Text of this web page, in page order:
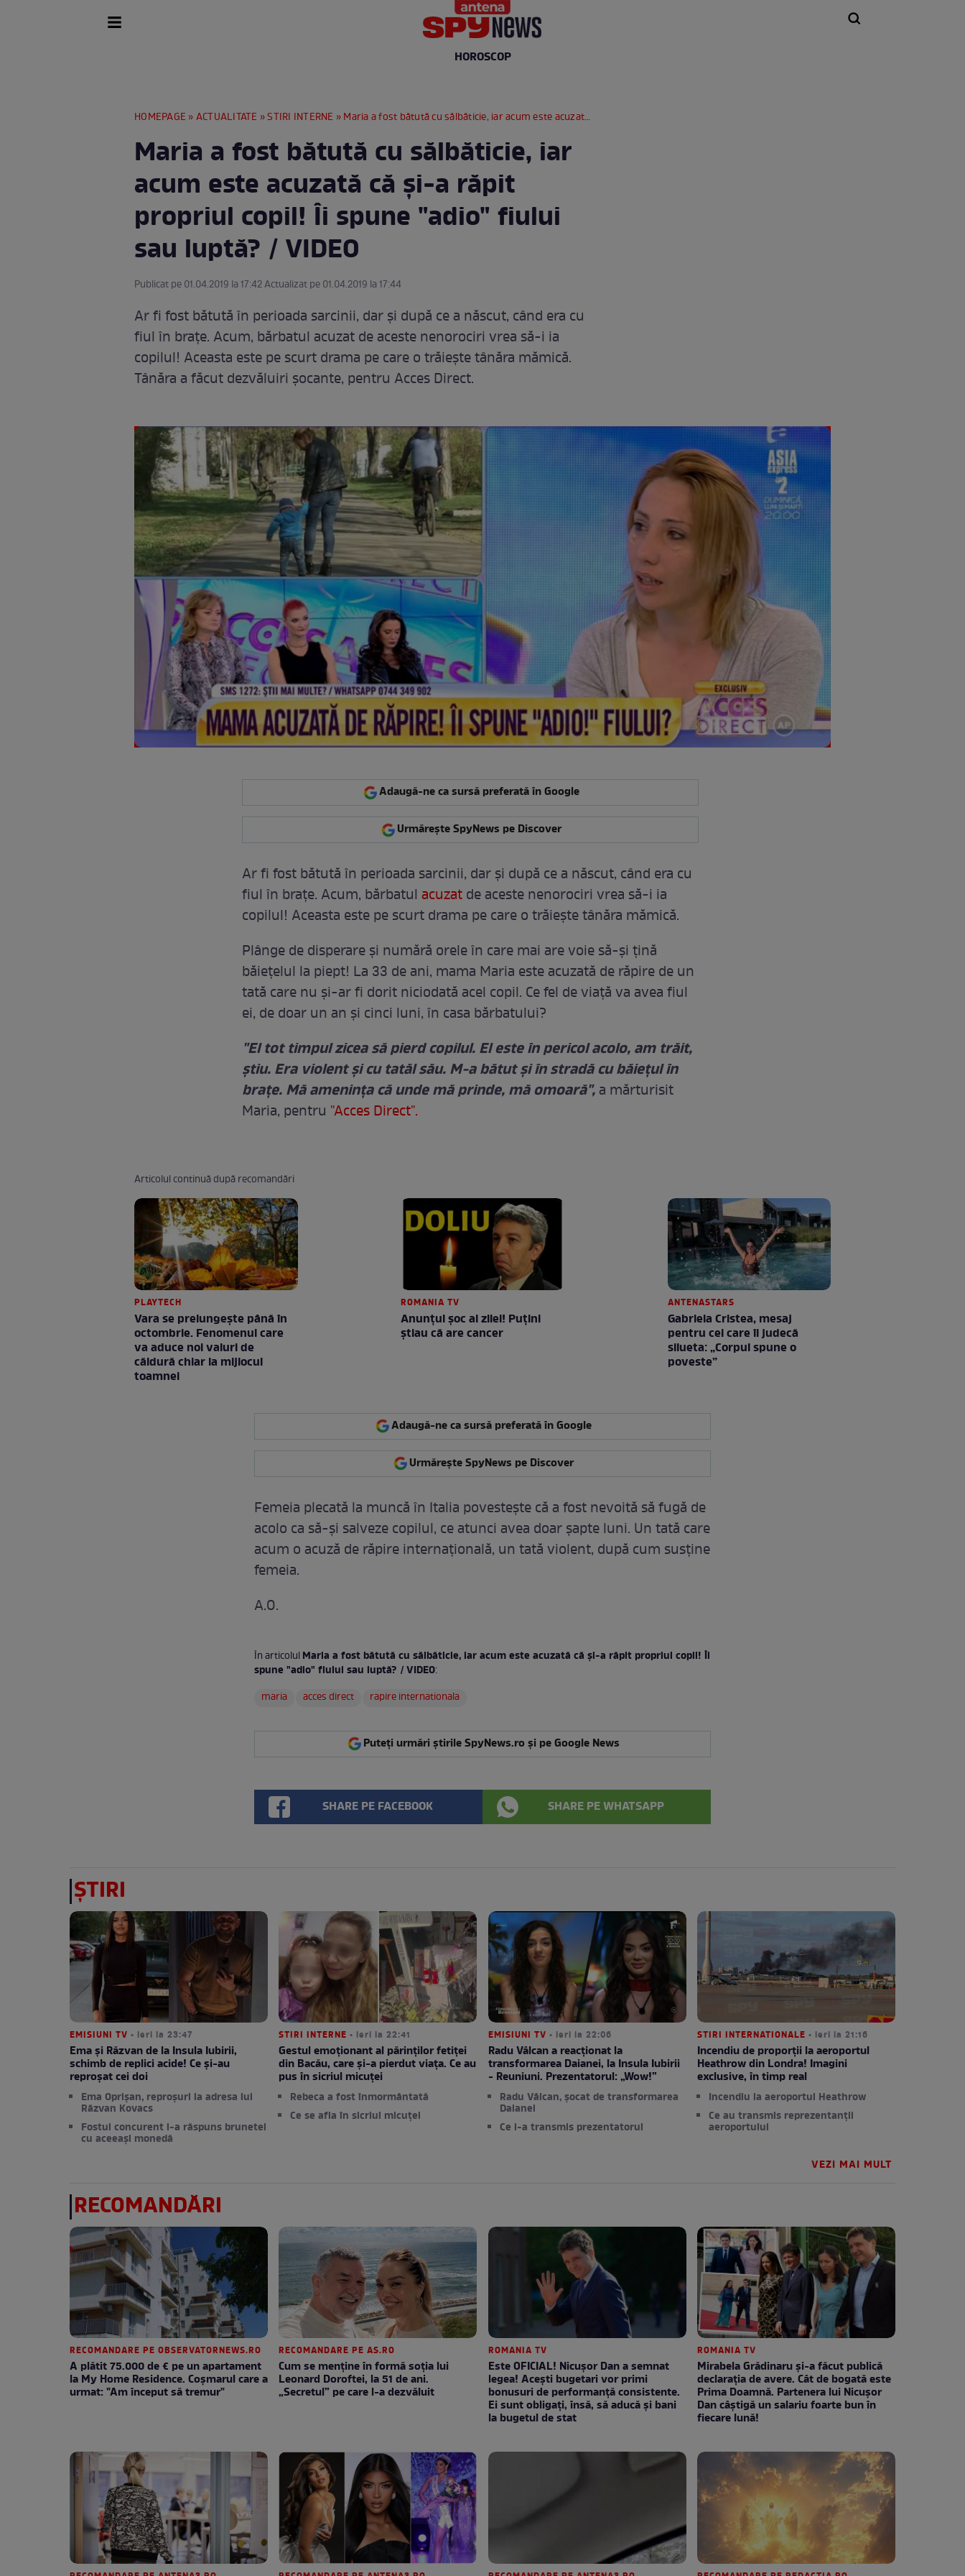
HOROSCOP
HOMEPAGE »ACTUALITATE »STIRI INTERNE » Maria a fost bătută cu sălbăticie, iar acum este acuzată că şi-a răpit propriul copil! Îi spune "adio" fiului sau luptă? / VIDEO
Maria a fost bătută cu sălbăticie, iar
acum este acuzată că şi-a răpit
propriul copil! Îi spune "adio" fiului
sau luptă? / VIDEO
Publicat pe 01.04.2019 la 17:42 Actualizat pe 01.04.2019 la 17:44
Ar fi fost bătută în perioada sarcinii, dar şi după ce a născut, când era cu
fiul în braţe. Acum, bărbatul acuzat de aceste nenorociri vrea să-i ia
copilul! Aceasta este pe scurt drama pe care o trăieşte tânăra mămică.
Tânăra a făcut dezvăluiri şocante, pentru Acces Direct.
Adaugă-ne ca sursă preferată în Google
Urmărește SpyNews pe Discover
Ar fi fost bătută în perioada sarcinii, dar şi după ce a născut, când era cu
fiul în braţe. Acum, bărbatul acuzatde aceste nenorociri vrea să-i ia
copilul! Aceasta este pe scurt drama pe care o trăieşte tânăra mămică.
Plânge de disperare şi numără orele în care mai are voie să-şi ţină
băieţelul la piept! La 33 de ani, mama Maria este acuzată de răpire de un
tată care nu şi-ar fi dorit niciodată acel copil. Ce fel de viaţă va avea fiul
ei, de doar un an şi cinci luni, în casa bărbatului?
"El tot timpul zicea să pierd copilul. El este în pericol acolo, am trăit,
ştiu. Era violent şi cu tatăl său. M-a bătut şi în stradă cu băieţul în
braţe. Mă ameninţa că unde mă prinde, mă omoară",a mărturisit
Maria, pentru "Acces Direct".
Articolul continuă după recomandări
PLAYTECH
Vara se prelungeşte până în
octombrie. Fenomenul care
va aduce noi valuri de
căldură chiar la mijlocul
toamnei
ROMANIA TV
Anunţul şoc al zilei! Puţini
ştiau că are cancer
ANTENASTARS
Gabriela Cristea, mesaj
pentru cei care îi judecă
silueta: „Corpul spune o
poveste”
Adaugă-ne ca sursă preferată în Google
Urmărește SpyNews pe Discover
Femeia plecată la muncă în Italia povesteşte că a fost nevoită să fugă de
acolo ca să-şi salveze copilul, ce atunci avea doar şapte luni. Un tată care
acum o acuză de răpire internaţională, un tată violent, după cum susţine
femeia.
A.O.
În articolulMaria a fost bătută cu sălbăticie, iar acum este acuzată că şi-a răpit propriul copil! Îi
spune "adio" fiului sau luptă? / VIDEO:
maria
acces direct rapire internationala
Puteți urmări știrile SpyNews.ro și pe Google News
SHARE PE FACEBOOK SHARE PE WHATSAPP
ȘTIRI
EMISIUNI TV • ieri la 23:47
Ema și Răzvan de la Insula Iubirii,
schimb de replici acide! Ce și-au
reproșat cei doi
Ema Oprișan, reproșuri la adresa lui
Răzvan Kovacs
Fostul concurent i-a răspuns brunetei
cu aceeași monedă
STIRI INTERNE • ieri la 22:41
Gestul emoționant al părinților fetiței
din Bacău, care și-a pierdut viața. Ce au
pus în sicriul micuței
Rebeca a fost înmormântată
Ce se afla în sicriul micuței
EMISIUNI TV • ieri la 22:06
Radu Vâlcan a reacționat la
transformarea Daianei, la Insula Iubirii
- Reuniuni. Prezentatorul: „Wow!”
Radu Vâlcan, șocat de transformarea
Daianei
Ce i-a transmis prezentatorul
STIRI INTERNATIONALE • ieri la 21:16
Incendiu de proporții la aeroportul
Heathrow din Londra! Imagini
exclusive, în timp real
Incendiu la aeroportul Heathrow
Ce au transmis reprezentanții
aeroportului
VEZI MAI MULT
RECOMANDĂRI
RECOMANDARE PE OBSERVATORNEWS.RO
A plătit 75.000 de € pe un apartament
la My Home Residence. Coşmarul care a
urmat: "Am început să tremur"
RECOMANDARE PE AS.RO
Cum se menţine în formă soţia lui
Leonard Doroftei, la 51 de ani.
„Secretul” pe care l-a dezvăluit
ROMANIA TV
Este OFICIAL! Nicușor Dan a semnat
legea! Acești bugetari vor primi
bonusuri de performanță consistente.
Ei sunt obligați, însă, să aducă și bani
la bugetul de stat
ROMANIA TV
Mirabela Grădinaru și-a făcut publică
declarația de avere. Cât de bogată este
Prima Doamnă. Partenera lui Nicușor
Dan câștigă un salariu foarte bun în
fiecare lună!